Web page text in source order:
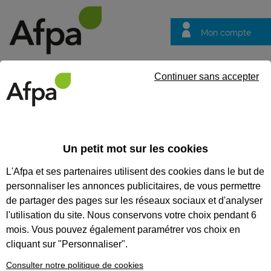
Mon compte
questions
Sécuriser les parcours de vos
candidats
Anticiper et
accompagner les
mutations
économiques
Un petit mot sur les cookies
L'Afpa et ses partenaires utilisent des cookies dans le but de
personnaliser les annonces publicitaires, de vous permettre
de partager des pages sur les réseaux sociaux et d'analyser
l'utilisation du site. Nous conservons votre choix pendant 6
mois. Vous pouvez également paramétrer vos choix en
cliquant sur "Personnaliser".
Consulter notre politique de cookies
Continuer sans accepter